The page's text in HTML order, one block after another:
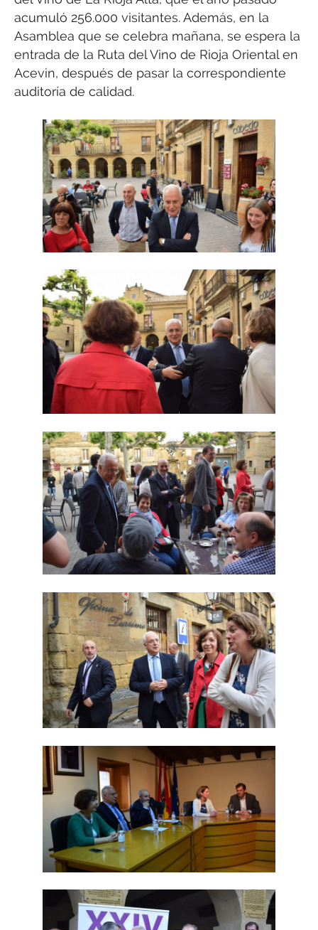
acumuló 256.000 visitantes. Además, en la
Asamblea que se celebra mañana, se espera la
entrada de la Ruta del Vino de Rioja Oriental en
Acevin, después de pasar la correspondiente
auditoría de calidad.